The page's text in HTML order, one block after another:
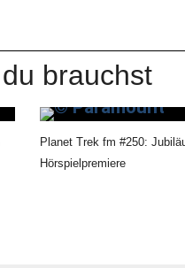
brauchst
Planet Trek fm #250:
Hörspielpremiere